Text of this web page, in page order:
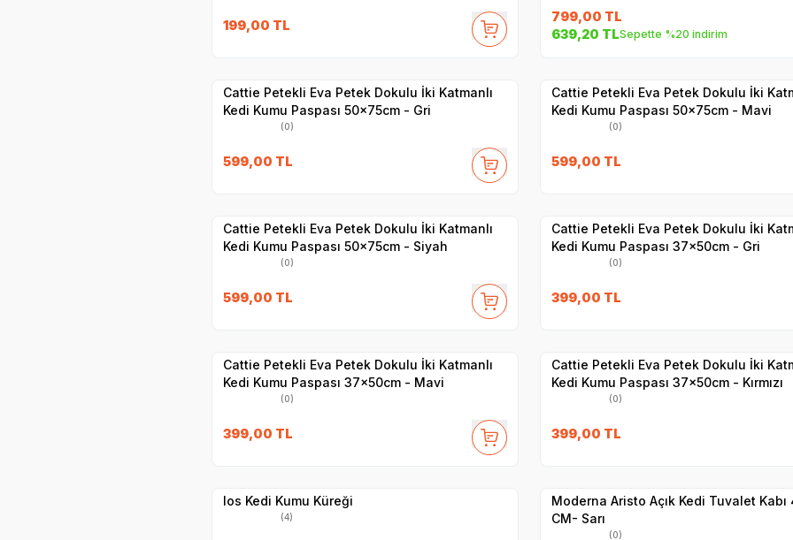
199,00 TL
799,00 TL
639,20 TLSepette %20 indirim
Cattie Petekli Eva Petek Dokulu İki Katmanlı
Kedi Kumu Paspası 50x75cm - Gri
(0)
599,00 TL
Cattie Petekli Eva Petek Dokulu İki
Kedi Kumu Paspası 50x75cm - Mavi
(0)
599,00 TL
Cattie Petekli Eva Petek Dokulu İki Katmanlı
Kedi Kumu Paspası 50x75cm - Siyah
(0)
599,00 TL
Cattie Petekli Eva Petek Dokulu İki
Kedi Kumu Paspası 37x50cm - Gri
(0)
399,00 TL
Cattie Petekli Eva Petek Dokulu İki Katmanlı
Kedi Kumu Paspası 37x50cm - Mavi
(0)
399,00 TL
Cattie Petekli Eva Petek Dokulu İki
Kedi Kumu Paspası 37x50cm - Kırmızı
(0)
399,00 TL
Ios Kedi Kumu Küreği
(4)
Moderna Aristo Açık Kedi Tuvalet Kabı
CM- Sarı
(0)